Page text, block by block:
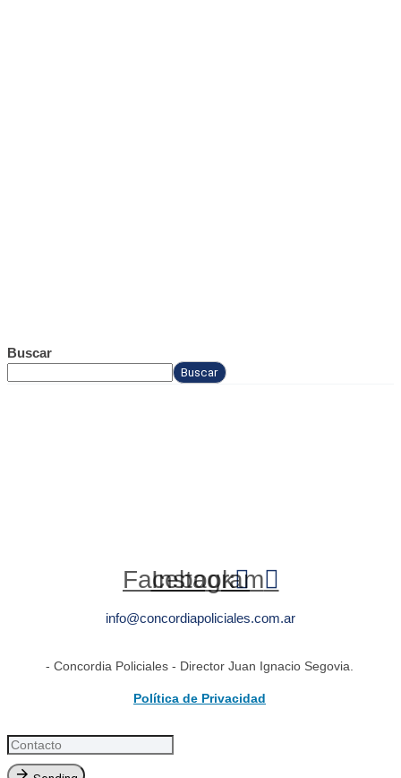
Buscar
Buscar
Facebook
Instagram
info@concordiapoliciales.com.ar
- Concordia Policiales - Director Juan Ignacio Segovia.
Política de Privacidad